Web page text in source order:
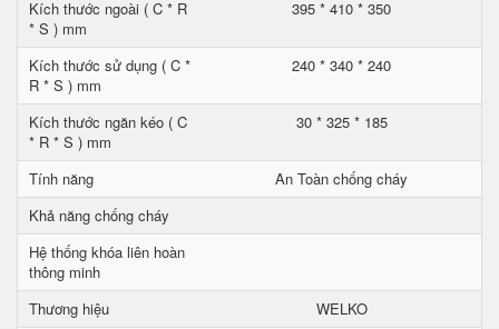
Kích thước ngoài ( C * R
* S ) mm
395 * 410 * 350
Kích thước sử dụng ( C *
R * S ) mm
240 * 340 * 240
Kích thước ngăn kéo ( C
* R * S ) mm
30 * 325 * 185
Tính năng
An Toàn chống cháy
Khả năng chống cháy
Hệ thống khóa liên hoàn
thông minh
Thương hiệu
WELKO